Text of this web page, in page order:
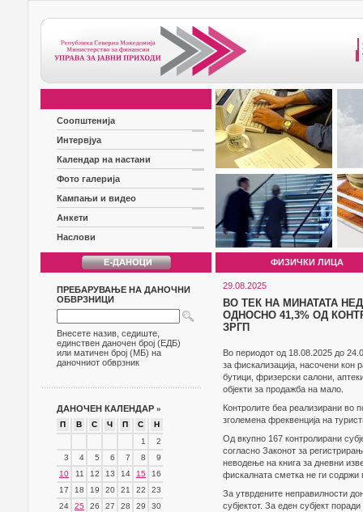
Соопштенија
Интервјуа
Календар на настани
Фото галерија
Кампањи и видео
Анкети
Наслови
ФИЗИЧКИ ЛИЦА
ПРЕБАРУВАЊЕ НА ДАНОЧНИ
ОБВРЗНИЦИ
Внесете назив, седиште,
единствен даночен број (ЕДБ)
или матичен број (МБ) на
даночниот обврзник
ДАНОЧЕН КАЛЕНДАР »
П В С Ч П С
Н
1
2
3
4 5 6 7 8
9
10
11 12 13 14 15
16
17
18 19 20 21 22
23
24
25 26 27 28 29
30
29.08.2025
ВО ТЕК НА МИНАТАТА
ОДНОСНО 41,3% ОД
ЗРГП
Во периодот од 18.08.2025 до
за фискализација, насочени кон
бутици, фризерски салони,
објекти за продажба на мало.
Контролите беа реализирани во
зголемена фреквенција на
Од вкупно 167 контролирани
согласно Законот за
неводење на книга за дневни
фискалната сметка не ги
За утврдените неправилности
субјектот. За еден субјект